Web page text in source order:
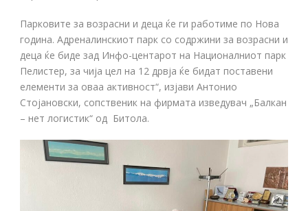
Парковите за возрасни и деца ќе ги работиме по Нова
година. Адреналинскиот парк со содржини за возрасни и
деца ќе биде зад Инфо-центарот на Националниот парк
Пелистер, за чија цел на 12 дрвја ќе бидат поставени
елементи за оваа активност“, изјави Антонио
Стојановски, сопственик на фирмата изведувач „Балкан
– нет логистик“ од Битола.